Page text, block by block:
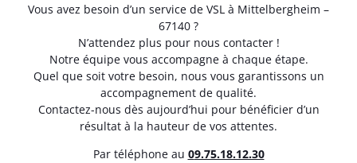
Vous avez besoin d’un service de VSL à Mittelbergheim –
67140 ?
N’attendez plus pour nous contacter !
Notre équipe vous accompagne à chaque étape.
Quel que soit votre besoin, nous vous garantissons un
accompagnement de qualité.
Contactez-nous dès aujourd’hui pour bénéficier d’un
résultat à la hauteur de vos attentes.
Par téléphone au 09.75.18.12.30